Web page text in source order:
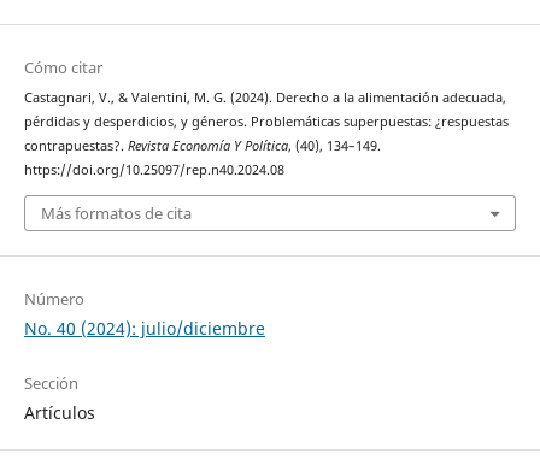
Cómo citar
Castagnari, V., & Valentini, M. G. (2024). Derecho a la alimentación adecuada,
pérdidas y desperdicios, y géneros. Problemáticas superpuestas: ¿respuestas
contrapuestas?. Revista Economía Y Política, (40), 134–149.
https://doi.org/10.25097/rep.n40.2024.08
Más formatos de cita
Número
No. 40 (2024): julio/diciembre
Sección
Artículos